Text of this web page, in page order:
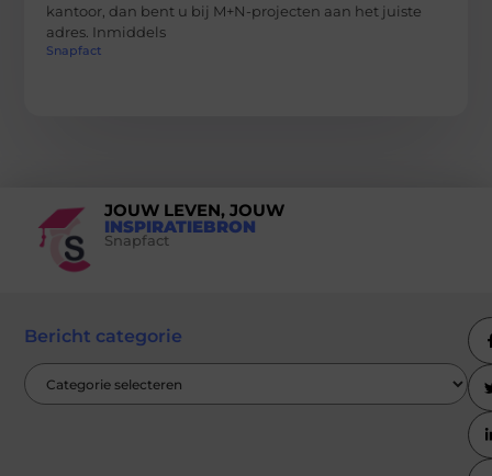
kantoor, dan bent u bij M+N-projecten aan het juiste
adres. Inmiddels
Snapfact
JOUW LEVEN, JOUW
INSPIRATIEBRON
Snapfact
Bericht categorie